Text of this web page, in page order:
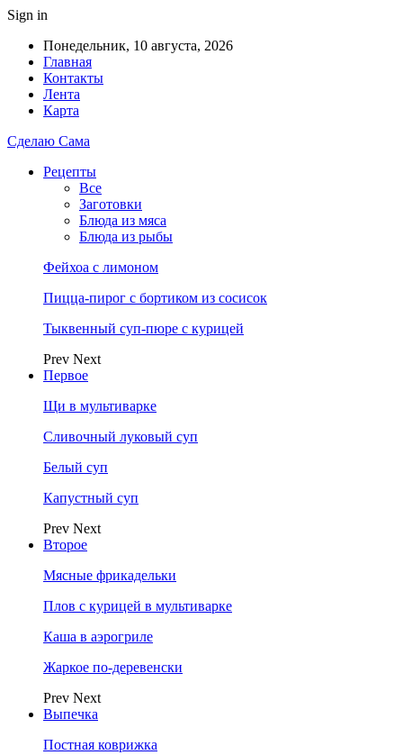
Sign in
Понедельник, 10 августа, 2026
Главная
Контакты
Лента
Карта
Сделаю Сама
Рецепты
Все
Заготовки
Блюда из мяса
Блюда из рыбы
Фейхоа с лимоном
Пицца-пирог с бортиком из сосисок
Тыквенный суп-пюре с курицей
Prev Next
Первое
Щи в мультиварке
Сливочный луковый суп
Белый суп
Капустный суп
Prev Next
Второе
Мясные фрикадельки
Плов с курицей в мультиварке
Каша в аэрогриле
Жаркое по-деревенски
Prev Next
Выпечка
Постная коврижка